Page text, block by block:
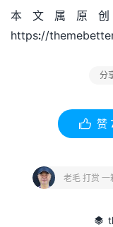
本文属原
https://
分
 赞
老毛 打赏 一
